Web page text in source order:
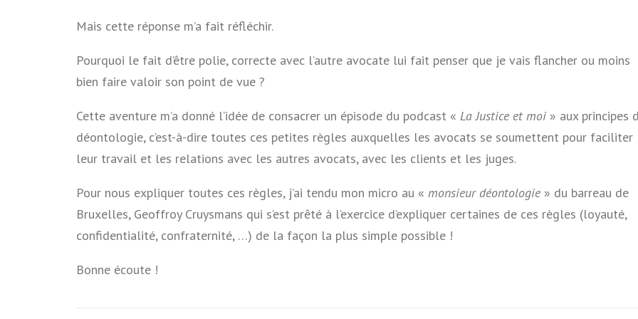
Mais cette réponse m’a fait réfléchir.
Pourquoi le fait d’être polie, correcte avec l’autre avocate lui fait penser que je vais flancher ou moins
bien faire valoir son point de vue ?
Cette aventure m’a donné l’idée de consacrer un épisode du podcast « La Justice et moi » aux principes
déontologie, c’est-à-dire toutes ces petites règles auxquelles les avocats se soumettent pour faciliter
leur travail et les relations avec les autres avocats, avec les clients et les juges.
Pour nous expliquer toutes ces règles, j’ai tendu mon micro au « monsieur déontologie » du barreau de
Bruxelles, Geoffroy Cruysmans qui s’est prêté à l’exercice d’expliquer certaines de ces règles (loyauté,
confidentialité, confraternité, …) de la façon la plus simple possible !
Bonne écoute !